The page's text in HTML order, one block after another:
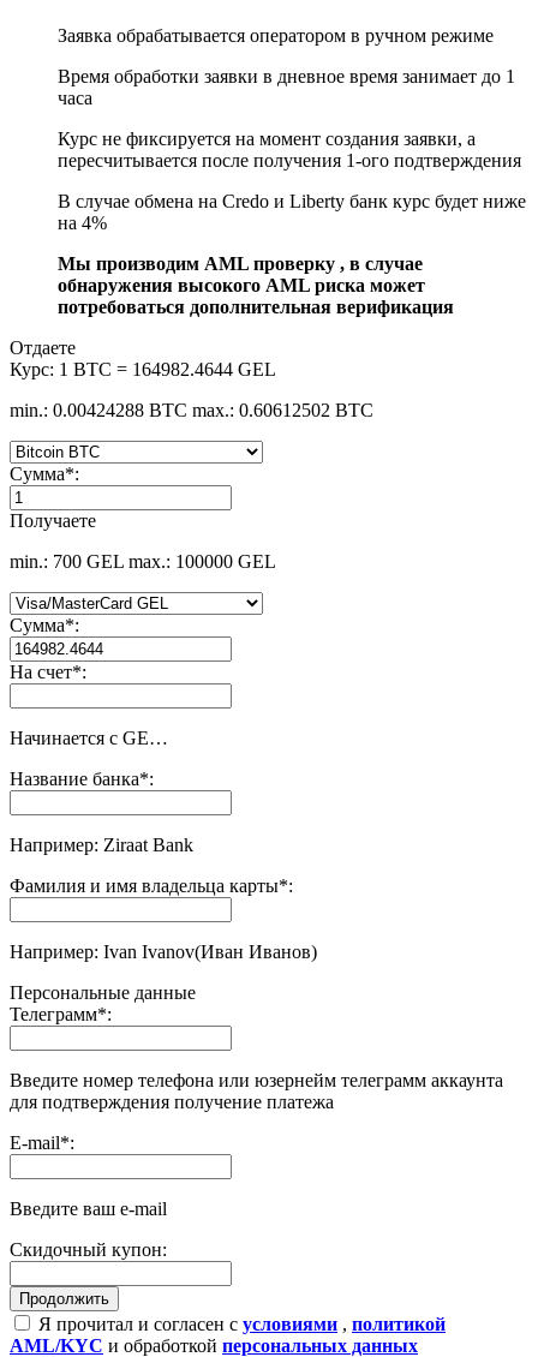
Заявка обрабатывается оператором в ручном режиме
Время обработки заявки в дневное время занимает до 1
часа
Курс не фиксируется на момент создания заявки, а
пересчитывается после получения 1-ого подтверждения
В случае обмена на Credo и Liberty банк курс будет ниже
на 4%
Мы производим AML проверку , в случае
обнаружения высокого AML риска может
потребоваться дополнительная верификация
Отдаете
Курс: 1 BTC = 164982.4644 GEL
min.: 0.00424288 BTC max.: 0.60612502 BTC
Сумма*:
Получаете
min.: 700 GEL max.: 100000 GEL
Сумма*:
На счет*:
Начинается с GE…
Название банка*:
Например: Ziraat Bank
Фамилия и имя владельца карты*:
Например: Ivan Ivanov(Иван Иванов)
Персональные данные
Телеграмм*:
Введите номер телефона или юзернейм телеграмм аккаунта
для подтверждения получение платежа
E-mail*:
Введите ваш e-mail
Скидочный купон:
Я прочитал и согласен с условиями , политикой
AML/KYC и обработкой персональных данных